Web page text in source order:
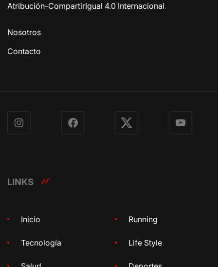
Atribución-CompartirIgual 4.0 Internacional.
Nosotros
Contacto
Instagram Facebook X YouTube
LINKS
Inicio Running
Tecnología Life Style